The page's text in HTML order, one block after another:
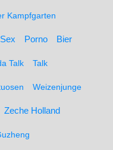
Kampfgarten
Sex Porno Bier
Talk Talk
Weizenjunge
Zeche Holland